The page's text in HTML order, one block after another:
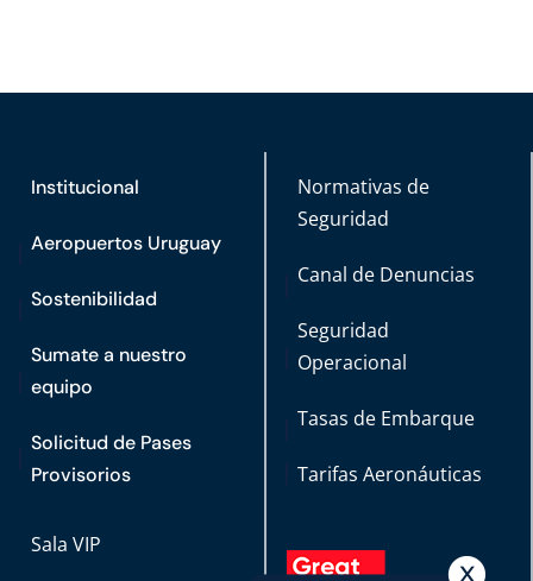
Institucional
Aeropuertos Uruguay
Sostenibilidad
Sumate a nuestro
equipo
Solicitud de Pases
Provisorios
Sala VIP
Normativas de
Seguridad
Canal de Denuncias
Seguridad
Operacional
Tasas de Embarque
Tarifas Aeronáuticas